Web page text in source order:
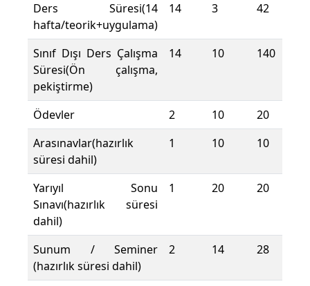
Ders Süresi(14
hafta/teorik+uygulama)
14 3 42
Sınıf Dışı Ders Çalışma
Süresi(Ön çalışma,
pekiştirme)
14 10 140
Ödevler 2 10
20
Arasınavlar(hazırlık
süresi dahil)
1 10 10
Yarıyıl Sonu
Sınavı(hazırlık süresi
dahil)
1 20 20
Sunum / Seminer
(hazırlık süresi dahil)
2 14 28